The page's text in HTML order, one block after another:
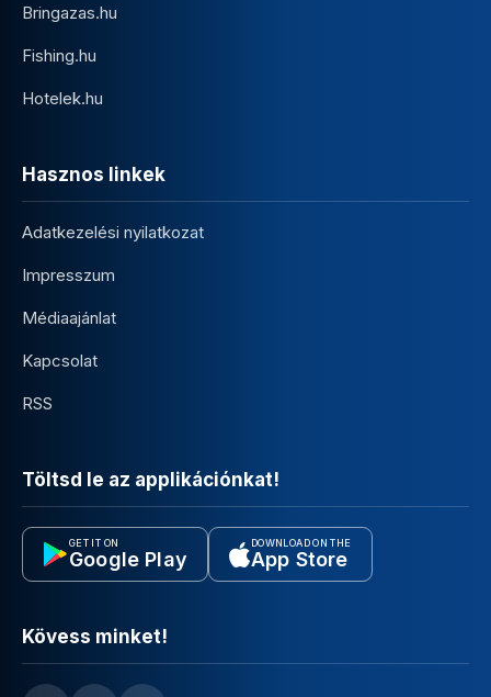
Bringazas.hu
Fishing.hu
Hotelek.hu
Hasznos linkek
Adatkezelési nyilatkozat
Impresszum
Médiaajánlat
Kapcsolat
RSS
Töltsd le az applikációnkat!
GET IT ON
Google Play
DOWNLOAD ON THE
App Store
Kövess minket!